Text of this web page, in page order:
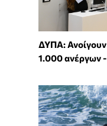
ΔΥΠΑ: Ανοίγουν
1.000 ανέργων